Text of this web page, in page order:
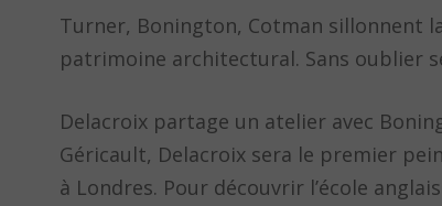
Turner, Bonington, Cotman sillonnent
patrimoine architectural. Sans oublier
Delacroix partage un atelier avec
Géricault, Delacroix sera le premier
à Londres. Pour découvrir l’école